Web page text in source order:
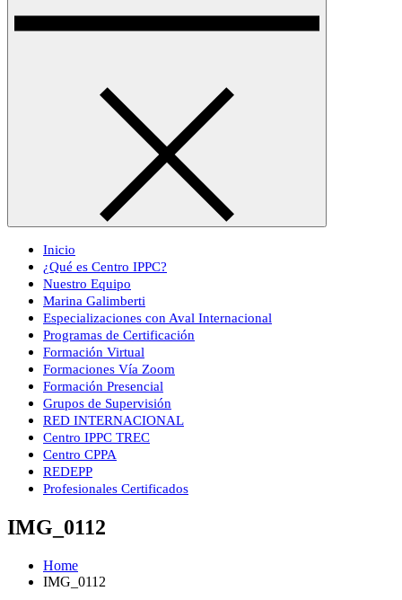
Inicio
¿Qué es Centro IPPC?
Nuestro Equipo
Marina Galimberti
Especializaciones con Aval Internacional
Programas de Certificación
Formación Virtual
Formaciones Vía Zoom
Formación Presencial
Grupos de Supervisión
RED INTERNACIONAL
Centro IPPC TREC
Centro CPPA
REDEPP
Profesionales Certificados
IMG_0112
Home
IMG_0112